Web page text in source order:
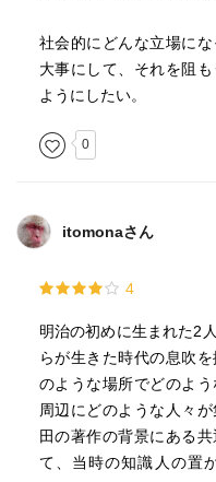
社会的にどんな立場に
大事にして、それを阻
ようにしたい。
0
itomonaさん
4
明治の初めに生まれた2
らが生きた時代の息吹
のような場所でどのよ
周辺にどのような人々
田の著作の背景にある
て、当時の知識人の置